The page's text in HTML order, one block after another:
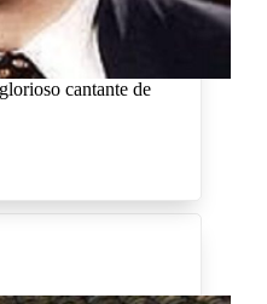
cantante de